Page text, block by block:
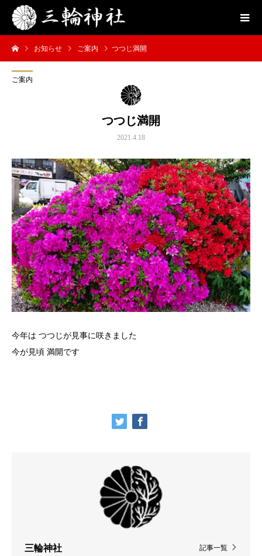
お知らせ ご案内 つつじ満開
ご案内
つつじ満開
2021.4.18
今年は つつじが見事に咲きました
今が見頃 満開です
記事一覧
三輪神社